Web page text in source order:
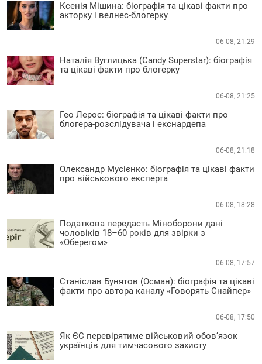
Ксенія Мішина: біографія та цікаві факти про
акторку і велнес-блогерку
06-08, 21:29
Наталія Вуглицька (Candy Superstar): біографія
та цікаві факти про блогерку
06-08, 21:25
Гео Лерос: біографія та цікаві факти про
блогера-розслідувача і екснардепа
06-08, 21:18
Олександр Мусієнко: біографія та цікаві факти
про військового експерта
06-08, 18:28
Податкова передасть Міноборони дані
чоловіків 18–60 років для звірки з
«Оберегом»
06-08, 17:57
Станіслав Бунятов (Осман): біографія та цікаві
факти про автора каналу «Говорять Снайпер»
06-08, 17:50
Як ЄС перевірятиме військовий обов’язок
українців для тимчасового захисту